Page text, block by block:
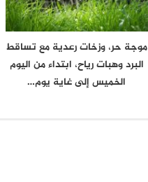
موجة حر، وزخات رعدية مع تساقط
البرد وهبات رياح، ابتداء من اليوم
الخميس إلى غاية يوم…